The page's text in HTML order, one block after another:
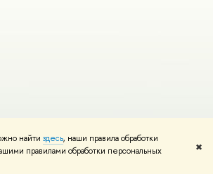
найти здесь, наши правила обработки
правилами обработки персональных
✖
Редактору